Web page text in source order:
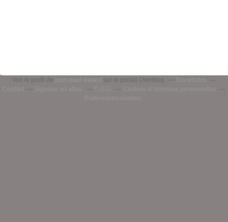
Voir le profil de jean-paul vialard sur le portail Overblog
Top articles
Contact
Signaler un abus C.G.U.
Cookies et données personnelles
Préférences cookies